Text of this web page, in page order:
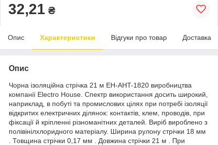
32,21 ₴
Опис Характеристики Відгуки про товар Доставка
Опис
Чорна ізоляційна стрічка 21 м EH-AHT-1820 виробництва
компанії Electro House. Спектр використання досить широкий,
наприклад, в побуті та промислових цілях при потребі ізоляції
відкритих електричних ділянок: контактів, клем, проводів, при
фіксації й кріпленні різноманітних деталей. Виріб вироблено з
полівінілхлоридного матеріалу. Ширина рулону стрічки 18 мм
. Товщина стрічки 0,17 мм . Довжина стрічки 21 м . При